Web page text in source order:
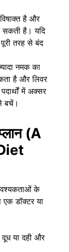
है और
सकती है। यदि
तरह से बंद
नमक का
है और लिवर
में अक्सर
बचें।
(A
के
डॉक्टर या
या दही और